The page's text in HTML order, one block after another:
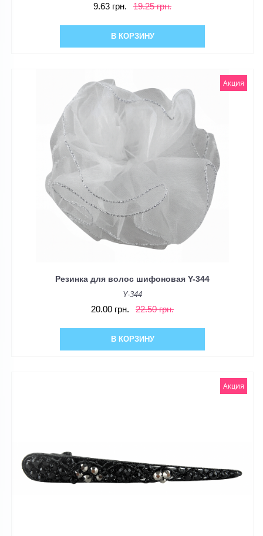
9.63 грн. 19.25 грн.
В КОРЗИНУ
Акция
Резинка для волос шифоновая Y-344
Y-344
20.00 грн. 22.50 грн.
В КОРЗИНУ
Акция